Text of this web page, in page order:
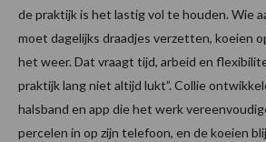
de praktijk is het lastig vol te houden. Wie
moet dagelijks draadjes verzetten, koeien
het weer. Dat vraagt tijd, arbeid en
praktijk lang niet altijd lukt”. Collie
halsband en app die het werk
percelen in op zijn telefoon, en de koeien